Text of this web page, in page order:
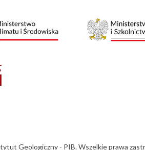
Geologiczny - PIB. Wszelkie prawa